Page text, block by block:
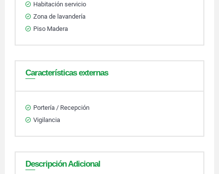
Habitación servicio
Zona de lavandería
Piso Madera
Características externas
Portería / Recepción
Vigilancia
Descripción Adicional